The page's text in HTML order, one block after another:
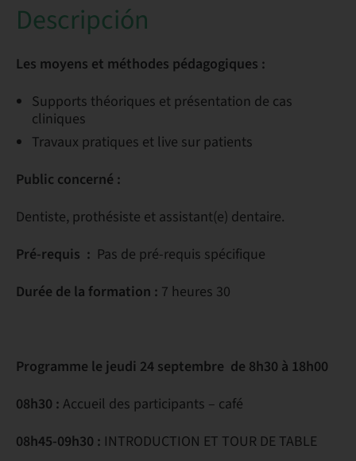
Descripción
Les moyens et méthodes pédagogiques :
Supports théoriques et présentation de cas
cliniques
Travaux pratiques et live sur patients
Public concerné :
Dentiste, prothésiste et assistant(e) dentaire.
Pré-requis : Pas de pré-requis spécifique
Durée de la formation : 7 heures 30
Programme le jeudi 24 septembre de 8h30 à 18h00
08h30 : Accueil des participants – café
08h45-09h30 : INTRODUCTION ET TOUR DE TABLE